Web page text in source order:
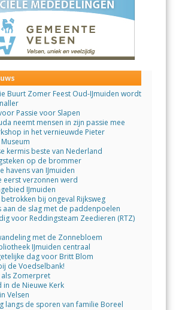
Buurt Zomer Feest Oud-IJmuiden wordt
Passie voor Slapen
neemt mensen in zijn passie mee
in het vernieuwde Pieter
kermis beste van Nederland
op de brommer
havens van IJmuiden
eerst verzonnen werd
IJmuiden
betrokken bij ongeval Rijksweg
aan de slag met de paddenpoelen
voor Reddingsteam Zeedieren (RTZ)
met de Zonnebloem
IJmuiden centraal
dag voor Britt Blom
de Voedselbank!
als Zomerpret
in de Nieuwe Kerk
Velsen
langs de sporen van familie Boreel